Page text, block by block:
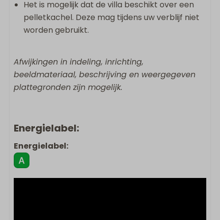
Het is mogelijk dat de villa beschikt over een
pelletkachel. Deze mag tijdens uw verblijf niet
worden gebruikt.
Afwijkingen in indeling, inrichting,
beeldmateriaal, beschrijving en weergegeven
plattegronden zijn mogelijk.
Energielabel:
Energielabel: